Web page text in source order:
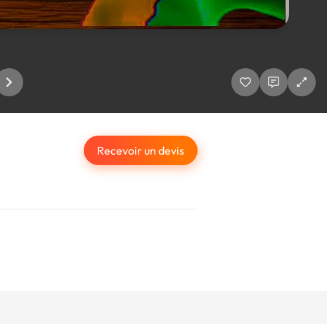
Recevoir un devis